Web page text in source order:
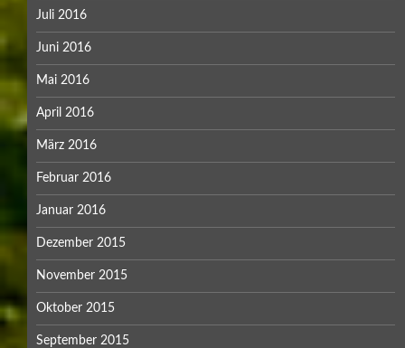
Juli 2016
Juni 2016
Mai 2016
April 2016
März 2016
Februar 2016
Januar 2016
Dezember 2015
November 2015
Oktober 2015
September 2015